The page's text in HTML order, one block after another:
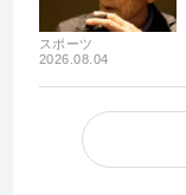
スポーツ
2026.08.04